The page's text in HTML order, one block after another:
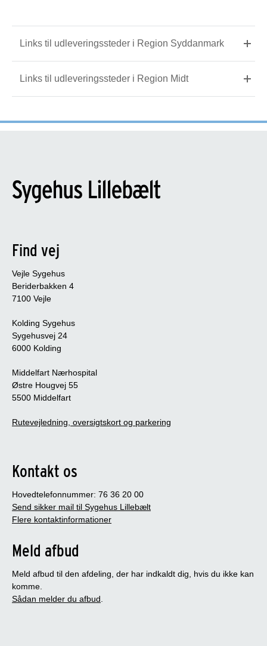
Links til udleveringssteder i Region Syddanmark
Links til udleveringssteder i Region Midt
Find vej
Vejle Sygehus
Beriderbakken 4
7100 Vejle
Kolding Sygehus
Sygehusvej 24
6000 Kolding
Middelfart Nærhospital
Østre Hougvej 55
5500 Middelfart
Rutevejledning, oversigtskort og parkering
Kontakt os
Hovedtelefonnummer: 76 36 20 00
Send sikker mail til Sygehus Lillebælt
Flere kontaktinformationer
Meld afbud
Meld afbud til den afdeling, der har indkaldt dig, hvis du ikke kan
komme.
Sådan melder du afbud.